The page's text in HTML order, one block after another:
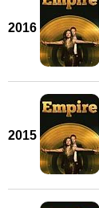
2016
2015